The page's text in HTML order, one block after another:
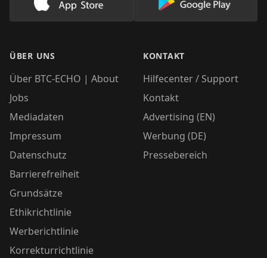
Lade unsere App im AppStore herunter
Lade unsere
ÜBER UNS
Über BTC-ECHO | About
Jobs
Mediadaten
Impressum
Datenschutz
Barrierefreiheit
Grundsätze
Ethikrichtlinie
Werberichtlinie
Korrekturrichtlinie
KONTAKT
Hilfecenter / Support
Kontakt
Advertising (EN)
Werbung (DE)
Pressebereich